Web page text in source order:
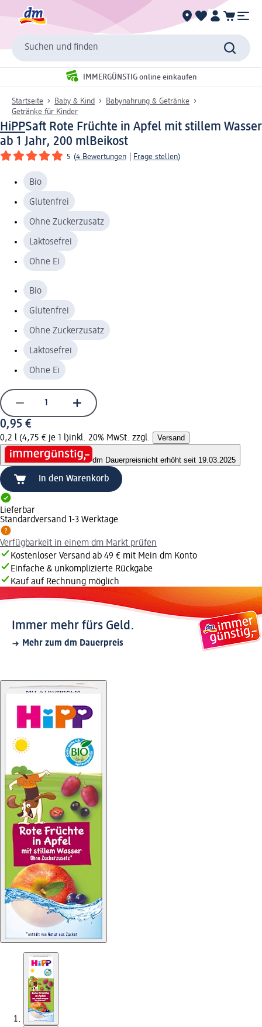
Suchen und finden
IMMERGÜNSTIG online einkaufen
Startseite Baby & Kind
Babynahrung & Getränke
Getränke für Kinder
HiPPSaft Rote Früchte in Apfel mit stillem Wasser
ab 1 Jahr, 200 mlBeikost
5 (4 Bewertungen Frage stellen)
Bio
Glutenfrei
Ohne Zuckerzusatz
Laktosefrei
Ohne Ei
Bio
Glutenfrei
Ohne Zuckerzusatz
Laktosefrei
Ohne Ei
0,95 €
0,2 l (4,75 € je 1 l)inkl. 20% MwSt. zzgl. Versand
dm Dauerpreisnicht erhöht seit 19.03.2025
In den Warenkorb
Lieferbar
Standardversand 1-3 Werktage
Verfügbarkeit in einem dm Markt prüfen
Kostenloser Versand ab 49 € mit Mein dm Konto
Einfache & unkomplizierte Rückgabe
Kauf auf Rechnung möglich
Immer mehr fürs Geld.
Mehr zum dm Dauerpreis